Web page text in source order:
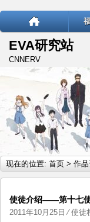
EVA研究站
CNNERV
现在的位置: 首页 > 作
使徒介绍——第十七
2011年10月25日 ⁄使徒